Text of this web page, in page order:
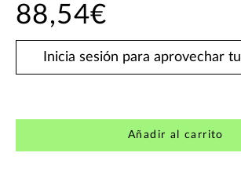
88,54€
Inicia sesión para aprovechar tu
Añadir al carrito